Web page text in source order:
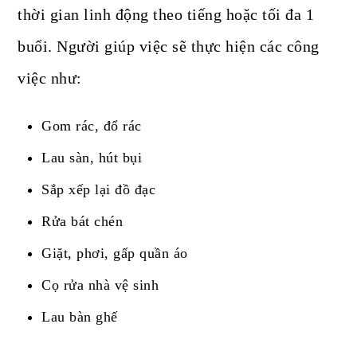
thời gian linh động theo tiếng hoặc tối đa 1
buổi. Người giúp việc sẽ thực hiện các công
việc như:
Gom rác, đổ rác
Lau sàn, hút bụi
Sắp xếp lại đồ đạc
Rửa bát chén
Giặt, phơi, gấp quần áo
Cọ rửa nhà vệ sinh
Lau bàn ghế